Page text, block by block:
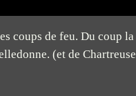
coups de feu. Du coup la
(et de Chartreuse